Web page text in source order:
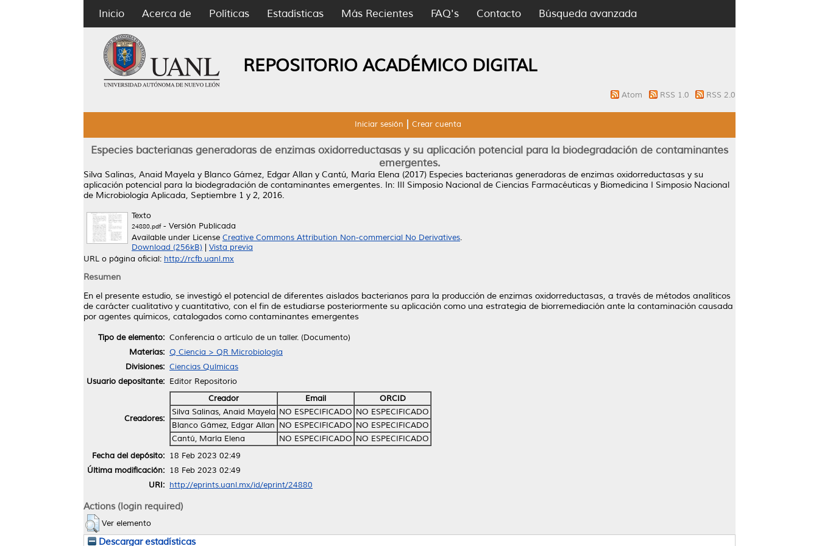
Inicio Acerca de Políticas Estadísticas Más Recientes FAQ's Contacto Búsqueda avanzada
REPOSITORIO ACADÉMICO DIGITAL
Atom RSS 1.0 RSS 2.0
Iniciar sesión Crear cuenta
Especies bacterianas generadoras de enzimas oxidorreductasas y su aplicación potencial para la biodegradación de contaminantes
emergentes.
Silva Salinas, Anaid Mayela y Blanco Gámez, Edgar Allan y Cantú, María Elena (2017) Especies bacterianas generadoras de enzimas oxidorreductasas y su
aplicación potencial para la biodegradación de contaminantes emergentes. In: III Simposio Nacional de Ciencias Farmacéuticas y Biomedicina I Simposio Nacional
de Microbiología Aplicada, Septiembre 1 y 2, 2016.
Texto
24880.pdf- Versión Publicada
Available under License Creative Commons Attribution Non-commercial No Derivatives.
Download (256kB)
Vista previa
URL o página oficial: http://rcfb.uanl.mx
Resumen
En el presente estudio, se investigó el potencial de diferentes aislados bacterianos para la producción de enzimas oxidorreductasas, a través de métodos analíticos
de carácter cualitativo y cuantitativo, con el fin de estudiarse posteriormente su aplicación como una estrategia de biorremediación ante la contaminación causada
por agentes químicos, catalogados como contaminantes emergentes
Tipo de elemento: Conferencia o artículo de un taller. (Documento)
Materias: Q Ciencia > QR Microbiología
Divisiones: Ciencias Químicas
Usuario depositante: Editor Repositorio
Creadores:
Creador Email
ORCID
Silva Salinas, Anaid Mayela NO ESPECIFICADO NO ESPECIFICADO
Blanco Gámez, Edgar Allan NO ESPECIFICADO NO ESPECIFICADO
Cantú, María Elena
NO ESPECIFICADO NO ESPECIFICADO
Fecha del depósito: 18 Feb 2023 02:49
Última modificación: 18 Feb 2023 02:49
URI: http://eprints.uanl.mx/id/eprint/24880
Actions (login required)
Ver elemento
Descargar estadísticas